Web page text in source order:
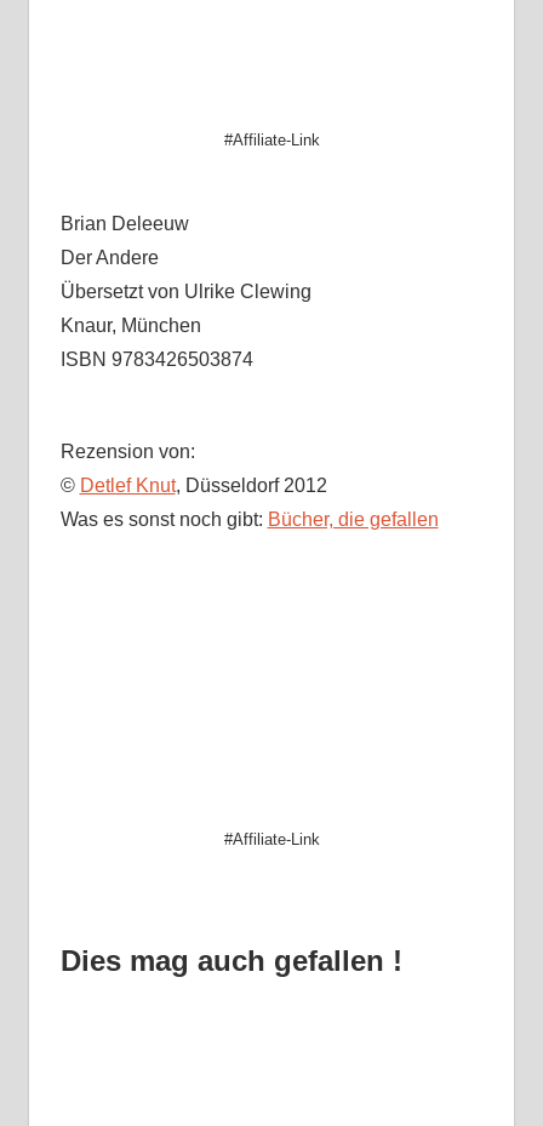
#Affiliate-Link
Brian Deleeuw
Der Andere
Übersetzt von Ulrike Clewing
Knaur, München
ISBN 9783426503874
Rezension von:
© Detlef Knut, Düsseldorf 2012
Was es sonst noch gibt: Bücher, die gefallen
#Affiliate-Link
Dies mag auch gefallen !